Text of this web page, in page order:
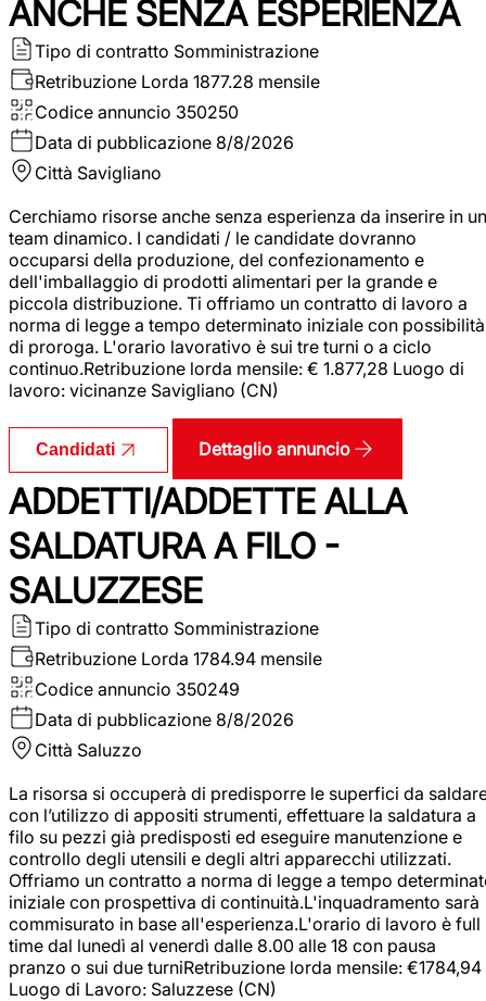
ANCHE SENZA ESPERIENZA
Tipo di contratto Somministrazione
Retribuzione Lorda 1877.28 mensile
Codice annuncio 350250
Data di pubblicazione 8/8/2026
Città Savigliano
Cerchiamo risorse anche senza esperienza da inserire in un
team dinamico. I candidati / le candidate dovranno
occuparsi della produzione, del confezionamento e
dell'imballaggio di prodotti alimentari per la grande e
piccola distribuzione. Ti offriamo un contratto di lavoro a
norma di legge a tempo determinato iniziale con possibilità
di proroga. L'orario lavorativo è sui tre turni o a ciclo
continuo.Retribuzione lorda mensile: € 1.877,28 Luogo di
lavoro: vicinanze Savigliano (CN)
Candidati Dettaglio annuncio
ADDETTI/ADDETTE ALLA
SALDATURA A FILO -
SALUZZESE
Tipo di contratto Somministrazione
Retribuzione Lorda 1784.94 mensile
Codice annuncio 350249
Data di pubblicazione 8/8/2026
Città Saluzzo
La risorsa si occuperà di predisporre le superfici da
con l’utilizzo di appositi strumenti, effettuare la saldatura a
filo su pezzi già predisposti ed eseguire manutenzione e
controllo degli utensili e degli altri apparecchi utilizzati.
Offriamo un contratto a norma di legge a tempo
iniziale con prospettiva di continuità.L'inquadramento sarà
commisurato in base all'esperienza.L'orario di lavoro è full
time dal lunedì al venerdì dalle 8.00 alle 18 con pausa
pranzo o sui due turniRetribuzione lorda mensile: €1784,94
Luogo di Lavoro: Saluzzese (CN)